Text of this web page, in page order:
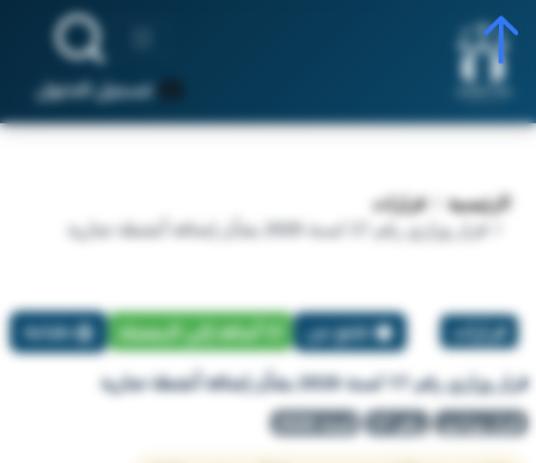
تسجيل الدخول
الرئيسية
قرارات
قرار وزاري رقم 17 لسنة 2026 بشأن إضافة أنشطة تجارية
قرارات تبليغ عن أضافة إلي المفضلة طباعة
قرار وزاري رقم 17 لسنة 2026 بشأن إضافة أنشطة تجارية
قرار وزاري رقم 17 لسنة 2026